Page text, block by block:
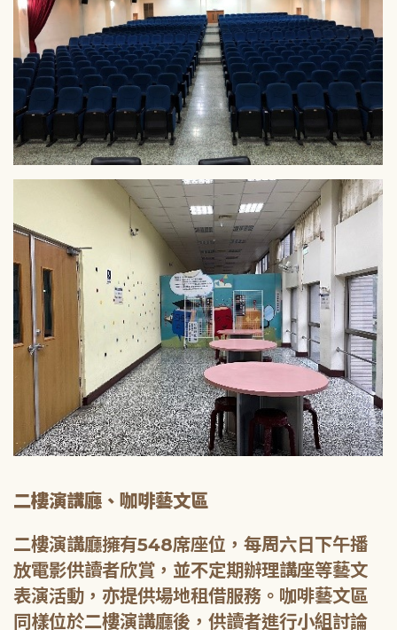
二樓演講廳、咖啡藝文區
二樓演講廳擁有548席座位，每周六日下午播
放電影供讀者欣賞，並不定期辦理講座等藝文
表演活動，亦提供場地租借服務。咖啡藝文區
同樣位於二樓演講廳後，供讀者進行小組討論